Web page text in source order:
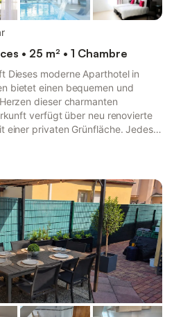
• 25 m² • 1 Chambre
Dieses moderne Aparthotel in
bietet einen bequemen und
dieser charmanten
verfügt über neu renovierte
einer privaten Grünfläche. Jedes
Einzelbetten auf Anfrage) und
mit Dusche und WC,
gehören zur Ausstattung.